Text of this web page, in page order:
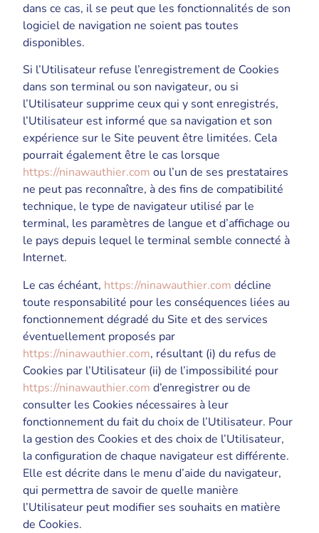
dans ce cas, il se peut que les fonctionnalités de son
logiciel de navigation ne soient pas toutes
disponibles.
Si l’Utilisateur refuse l’enregistrement de Cookies
dans son terminal ou son navigateur, ou si
l’Utilisateur supprime ceux qui y sont enregistrés,
l’Utilisateur est informé que sa navigation et son
expérience sur le Site peuvent être limitées. Cela
pourrait également être le cas lorsque
https://ninawauthier.com ou l’un de ses prestataires
ne peut pas reconnaître, à des fins de compatibilité
technique, le type de navigateur utilisé par le
terminal, les paramètres de langue et d’affichage ou
le pays depuis lequel le terminal semble connecté à
Internet.
Le cas échéant, https://ninawauthier.com décline
toute responsabilité pour les conséquences liées au
fonctionnement dégradé du Site et des services
éventuellement proposés par
https://ninawauthier.com, résultant (i) du refus de
Cookies par l’Utilisateur (ii) de l’impossibilité pour
https://ninawauthier.com d’enregistrer ou de
consulter les Cookies nécessaires à leur
fonctionnement du fait du choix de l’Utilisateur. Pour
la gestion des Cookies et des choix de l’Utilisateur,
la configuration de chaque navigateur est différente.
Elle est décrite dans le menu d’aide du navigateur,
qui permettra de savoir de quelle manière
l’Utilisateur peut modifier ses souhaits en matière
de Cookies.